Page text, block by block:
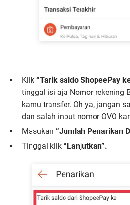
Klik “Tarik saldo ShopeePay
tinggal isi aja Nomor rekening
kamu transfer. Oh ya, jangan
dan salah input nomor OVO
Masukan ”Jumlah Penarikan
Tinggal klik “Lanjutkan”.